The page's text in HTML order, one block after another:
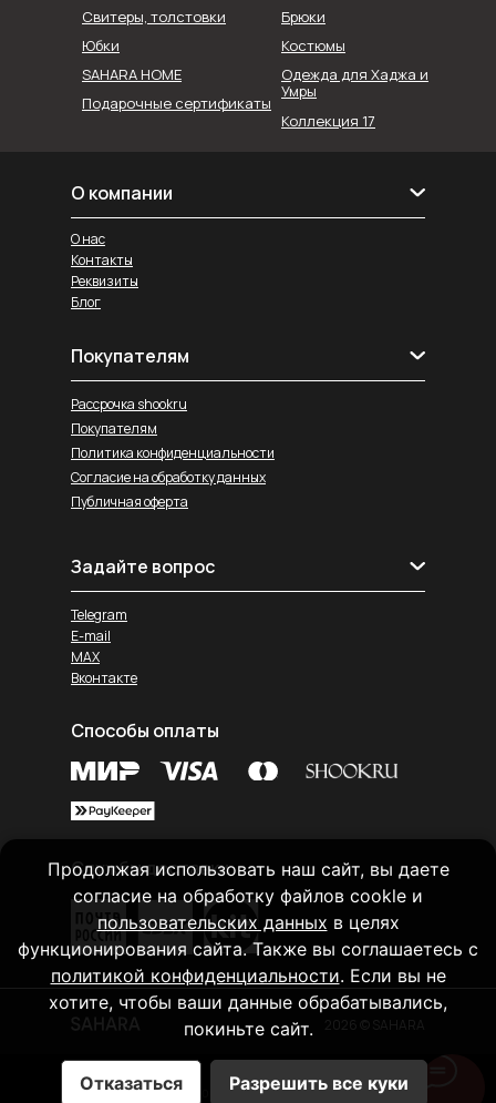
Коллекция 17
Юбки
Брюки
SAHARA HOME
Свитеры, толстовки
Костюмы
Подарочные сертификаты
Одежда для Хаджа и
Умры
О компании
Реквизиты
Блог
О нас
Контакты
Покупателям
Рассрочка shookru
Покупателям
Политика конфиденциальности
Согласие на обработку данных
Публичная оферта
Задайте вопрос
Telegram
E-mail
MAX
Вконтакте
Службы доставки
Способы оплаты
Made on Tilda
Продолжая использовать наш сайт, вы даете
согласие на обработку файлов cookle и
пользовательских данных в целях
функционирования сайта. Также вы соглашаетесь с
политикой конфиденциальности. Если вы не
хотите, чтобы ваши данные обрабатывались,
покиньте сайт.
Отказаться Разрешить все куки